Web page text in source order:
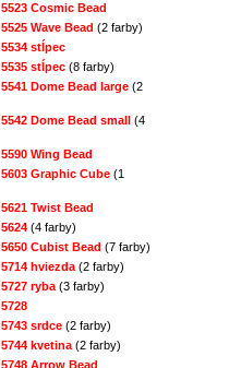
5523 Cosmic Bead
5525 Wave Bead (2 farby)
5534 stĺpec
5535 stĺpec (8 farby)
5541 Dome Bead large (2
5542 Dome Bead small (4
5590 Wing Bead
5603 Graphic Cube (1
5621 Twist Bead
5624 (4 farby)
5650 Cubist Bead (7 farby)
5714 hviezda (2 farby)
5727 ryba (3 farby)
5728
5743 srdce (2 farby)
5744 kvetina (2 farby)
5748 Arrow Bead